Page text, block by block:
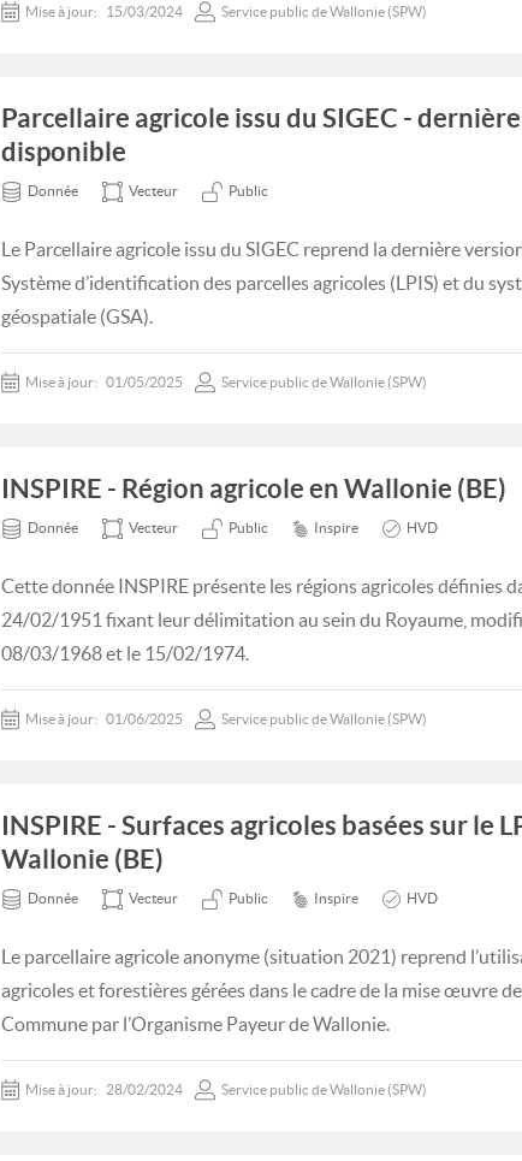
Mise à jour: 15/03/2024 Service public de Wallonie (SPW)
Parcellaire agricole issu du SIGEC -
disponible
Donnée Vecteur Public
Le Parcellaire agricole issu du SIGEC reprend la dernière
Système d’identification des parcelles agricoles (LPIS) et du
géospatiale (GSA).
Mise à jour: 01/05/2025 Service public de Wallonie (SPW)
INSPIRE - Région agricole en Wallonie (BE)
Donnée Vecteur Public Inspire HVD
Cette donnée INSPIRE présente les régions agricoles définies
24/02/1951 fixant leur délimitation au sein du Royaume,
08/03/1968 et le 15/02/1974.
Mise à jour: 01/06/2025 Service public de Wallonie (SPW)
INSPIRE - Surfaces agricoles basées sur le
Wallonie (BE)
Donnée Vecteur Public Inspire HVD
Le parcellaire agricole anonyme (situation 2021) reprend
agricoles et forestières gérées dans le cadre de la mise œuvre
Commune par l’Organisme Payeur de Wallonie.
Mise à jour: 28/02/2024 Service public de Wallonie (SPW)